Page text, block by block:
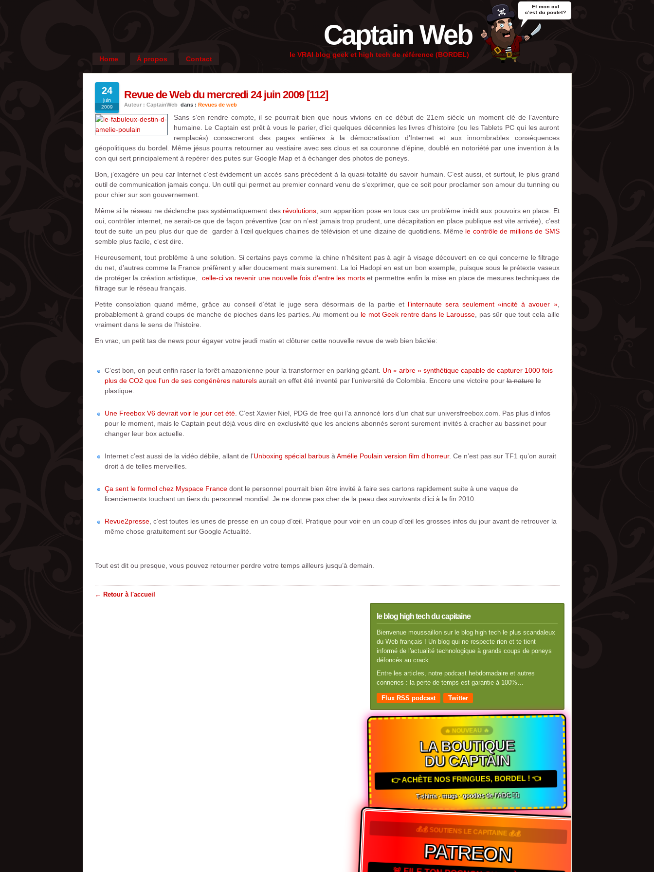
Captain Web
le VRAI blog geek et high tech de référence (BORDEL)
Home À propos Contact
24
juin
2009
Revue de Web du mercredi 24 juin 2009 [112]
Auteur : CaptainWeb dans : Revues de web
Sans s’en rendre compte, il se pourrait bien que nous vivions en ce début de 21em siècle un moment clé de l’aventure
humaine. Le Captain est prêt à vous le parier, d’ici quelques décennies les livres d’histoire (ou les Tablets PC qui les auront
remplacés) consacreront des pages entières à la démocratisation d’Internet et aux innombrables conséquences
géopolitiques du bordel. Même jésus pourra retourner au vestiaire avec ses clous et sa couronne d’épine, doublé en notoriété par une invention à la
con qui sert principalement à repérer des putes sur Google Map et à échanger des photos de poneys.
Bon, j’exagère un peu car Internet c’est évidement un accès sans précédent à la quasi-totalité du savoir humain. C’est aussi, et surtout, le plus grand
outil de communication jamais conçu. Un outil qui permet au premier connard venu de s’exprimer, que ce soit pour proclamer son amour du tunning ou
pour chier sur son gouvernement.
Même si le réseau ne déclenche pas systématiquement des révolutions, son apparition pose en tous cas un problème inédit aux pouvoirs en place. Et
oui, contrôler internet, ne serait-ce que de façon préventive (car on n’est jamais trop prudent, une décapitation en place publique est vite arrivée), c’est
tout de suite un peu plus dur que de garder à l’œil quelques chaines de télévision et une dizaine de quotidiens. Même le contrôle de millions de SMS
semble plus facile, c’est dire.
Heureusement, tout problème à une solution. Si certains pays comme la chine n’hésitent pas à agir à visage découvert en ce qui concerne le filtrage
du net, d’autres comme la France préfèrent y aller doucement mais surement. La loi Hadopi en est un bon exemple, puisque sous le prétexte vaseux
de protéger la création artistique, celle-ci va revenir une nouvelle fois d’entre les mortset permettre enfin la mise en place de mesures techniques de
filtrage sur le réseau français.
Petite consolation quand même, grâce au conseil d’état le juge sera désormais de la partie et l’internaute sera seulement «incité à avouer »,
probablement à grand coups de manche de pioches dans les parties. Au moment ou le mot Geek rentre dans le Larousse , pas sûr que tout cela aille
vraiment dans le sens de l’histoire.
En vrac, un petit tas de news pour égayer votre jeudi matin et clôturer cette nouvelle revue de web bien bâclée:
C’est bon, on peut enfin raser la forêt amazonienne pour la transformer en parking géant. Un « arbre » synthétique capable de capturer 1000 fois
plus de CO2 que l’un de ses congénères naturelsaurait en effet été inventé par l’université de Colombia. Encore une victoire pourla naturele
plastique.
Une Freebox V6 devrait voir le jour cet été. C’est Xavier Niel, PDG de free qui l’a annoncé lors d’un chat sur universfreebox.com. Pas plus d’infos
pour le moment, mais le Captain peut déjà vous dire en exclusivité que les anciens abonnés seront surement invités à cracher au bassinet pour
changer leur box actuelle.
Internet c’est aussi de la vidéo débile, allant de l’Unboxing spécial barbusà Amélie Poulain version film d’horreur. Ce n’est pas sur TF1 qu’on aurait
droit à de telles merveilles.
Ça sent le formol chez Myspace Francedont le personnel pourrait bien être invité à faire ses cartons rapidement suite à une vaque de
licenciements touchant un tiers du personnel mondial. Je ne donne pas cher de la peau des survivants d’ici à la fin 2010.
Revue2presse, c’est toutes les unes de presse en un coup d’œil. Pratique pour voir en un coup d’œil les grosses infos du jour avant de retrouver la
même chose gratuitement sur Google Actualité.
Tout est dit ou presque, vous pouvez retourner perdre votre temps ailleurs jusqu’à demain.
← Retour à l'accueil
le blog high tech du capitaine
Bienvenue moussaillon sur le blog high tech le plus scandaleux
du Web français ! Un blog qui ne respecte rien et te tient
informé de l'actualité technologique à grands coups de poneys
défoncés au crack.
Entre les articles, notre podcast hebdomadaire et autres
conneries : la perte de temps est garantie à 100%…
Flux RSS podcast Twitter
🔥 NOUVEAU 🔥
LA BOUTIQUE
DU CAPTAIN
👉 ACHÈTE NOS FRINGUES, BORDEL ! 👈
T-shirts · mugs · goodies de l'ADC 🏴‍☠️
💰💰 SOUTIENS LE CAPITAINE 💰💰
PATREON